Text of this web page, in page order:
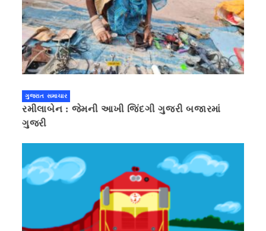
ગુજરાત સમાચાર
રમીલાબેન : જેમની આખી જિંદગી ગુજરી બજારમાં
ગુજરી